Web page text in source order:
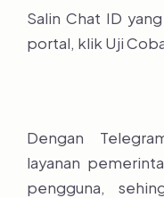
Salin Chat ID
portal, klik Uji
Dengan
layanan
pengguna,